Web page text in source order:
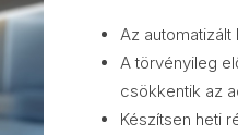
Az
A törvényileg
csökkentik az
Készítsen heti